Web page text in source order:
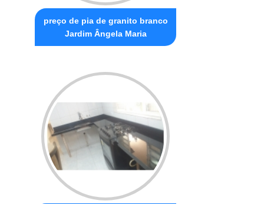
preço de pia de granito branco
Jardim Ângela Maria